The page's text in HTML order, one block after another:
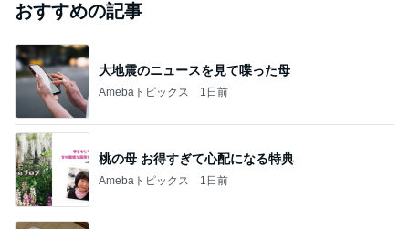
おすすめの記事
大地震のニュースを見て喋った母
Amebaトピックス 1日前
桃の母 お得すぎて心配になる特典
Amebaトピックス 1日前